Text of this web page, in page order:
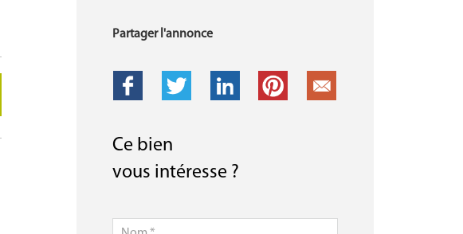
Partager l'annonce
Ce bien
vous intéresse ?